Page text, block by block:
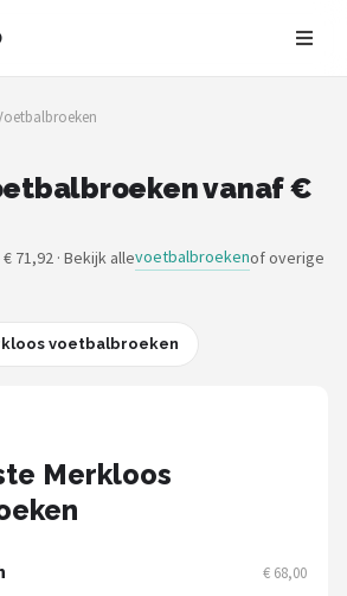
vanaf €
€ 71,92 · Bekijk allevoetbalbroekenof overige
voetbalbroeken
Merkloos
€ 68,00